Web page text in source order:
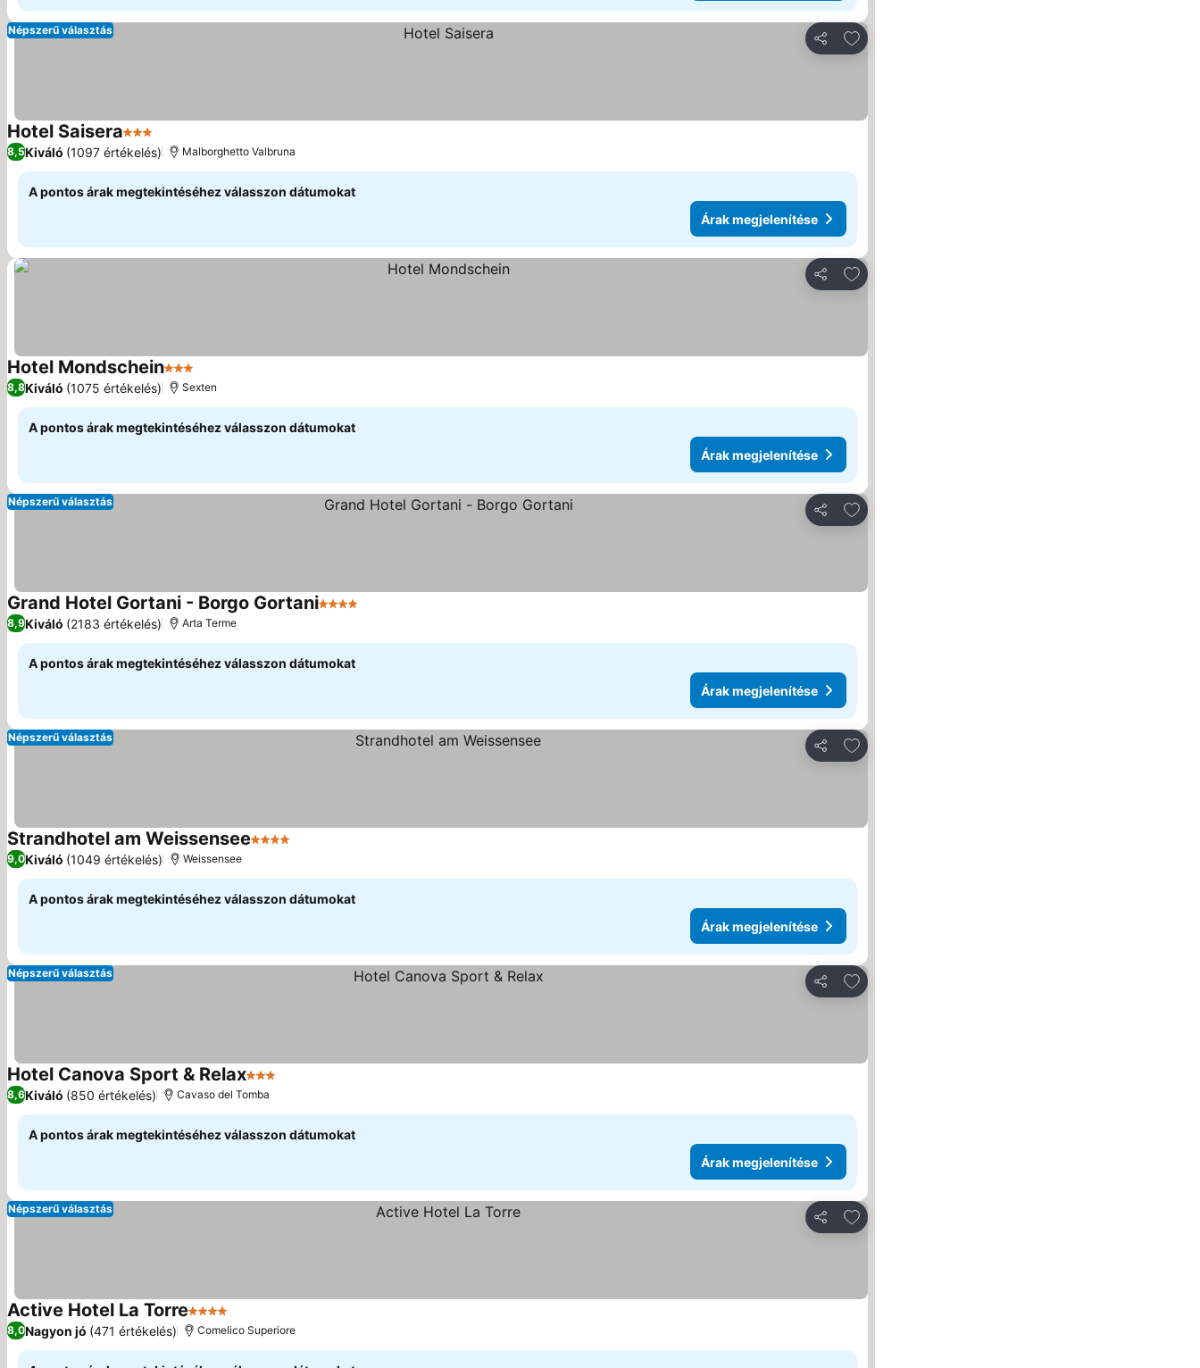
Megosztás
Hozzáadás a kedvencekhez
Népszerű választás
Hotel Saisera3 Kategória
8,5Kiváló (1097 értékelés) Malborghetto Valbruna
A pontos árak megtekintéséhez válasszon dátumokat
Árak megjelenítése
Megosztás
Hozzáadás a kedvencekhez
Hotel Mondschein3 Kategória
8,8Kiváló (1075 értékelés) Sexten
A pontos árak megtekintéséhez válasszon dátumokat
Árak megjelenítése
Megosztás
Hozzáadás a kedvencekhez
Népszerű választás
Grand Hotel Gortani - Borgo Gortani4 Kategória
8,9Kiváló (2183 értékelés) Arta Terme
A pontos árak megtekintéséhez válasszon dátumokat
Árak megjelenítése
Megosztás
Hozzáadás a kedvencekhez
Népszerű választás
Strandhotel am Weissensee4 Kategória
9,0Kiváló (1049 értékelés) Weissensee
A pontos árak megtekintéséhez válasszon dátumokat
Árak megjelenítése
Megosztás
Hozzáadás a kedvencekhez
Népszerű választás
Hotel Canova Sport & Relax3 Kategória
8,6Kiváló (850 értékelés) Cavaso del Tomba
A pontos árak megtekintéséhez válasszon dátumokat
Árak megjelenítése
Megosztás
Hozzáadás a kedvencekhez
Népszerű választás
Active Hotel La Torre4 Kategória
8,0Nagyon jó (471 értékelés) Comelico Superiore